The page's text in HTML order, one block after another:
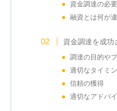
資金調達の必
融資とは何が
資金調達を成功
調達の目的や
適切なタイミ
信頼の獲得
適切なアドバ